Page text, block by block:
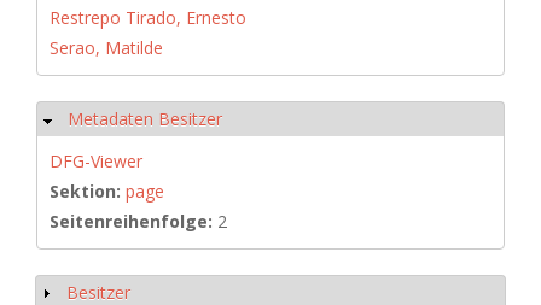
Restrepo Tirado, Ernesto
Serao, Matilde
Hide
Metadaten Besitzer
DFG-Viewer
Sektion: page
Seitenreihenfolge: 2
Show
Besitzer